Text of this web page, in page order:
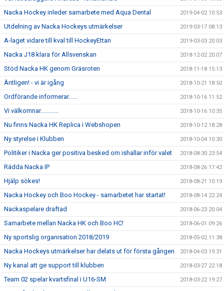
Nacka Hockey inleder samarbete med Aqua Dental 2019-04-02 10:53
Utdelning av Nacka Hockeys utmärkelser 2019-03-17 08:13
A-laget vidare till kval till HockeyEttan 2019-03-03 20:03
Nacka J18 klara för Allsvenskan 2018-12-02 20:07
Stöd Nacka HK genom Gräsroten 2018-11-18 15:13
Äntligen! - vi är igång 2018-10-21 18:50
Ordförande informerar...... 2018-10-16 11:52
Vi välkomnar............ 2018-10-16 10:35
Nu finns Nacka HK Replica i Webshopen 2018-10-12 18:28
Ny styrelse i Klubben 2018-10-04 10:30
Politiker i Nacka ger positiva besked om ishallar inför valet 2018-08-30 23:54
Rädda Nacka IP 2018-08-26 17:42
Hjälp sökes! 2018-08-21 10:19
Nacka Hockey och Boo Hockey - samarbetet har startat! 2018-08-14 22:24
Nackaspelare draftad 2018-06-23 20:04
Samarbete mellan Nacka HK och Boo HC! 2018-06-01 09:26
Ny sportslig organisation 2018/2019 2018-05-02 11:38
Nacka Hockeys utmärkelser har delats ut för första gången 2018-04-03 19:31
Ny kanal att ge support till klubben 2018-03-27 22:18
Team 02 spelar kvartsfinal i U16-SM 2018-03-22 19:27